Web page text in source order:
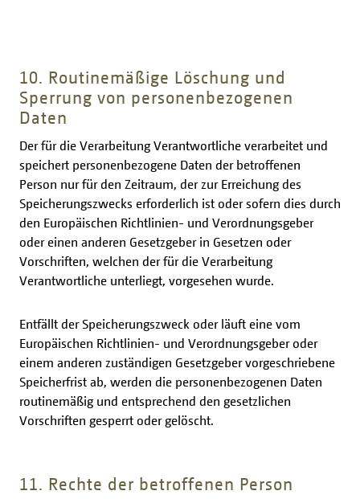
10. Routinemäßige Löschung und
Sperrung von personenbezogenen
Daten
Der für die Verarbeitung Verantwortliche verarbeitet und
speichert personenbezogene Daten der betroffenen
Person nur für den Zeitraum, der zur Erreichung des
Speicherungszwecks erforderlich ist oder sofern dies durch
den Europäischen Richtlinien- und Verordnungsgeber
oder einen anderen Gesetzgeber in Gesetzen oder
Vorschriften, welchen der für die Verarbeitung
Verantwortliche unterliegt, vorgesehen wurde.
Entfällt der Speicherungszweck oder läuft eine vom
Europäischen Richtlinien- und Verordnungsgeber oder
einem anderen zuständigen Gesetzgeber vorgeschriebene
Speicherfrist ab, werden die personenbezogenen Daten
routinemäßig und entsprechend den gesetzlichen
Vorschriften gesperrt oder gelöscht.
11. Rechte der betroffenen Person